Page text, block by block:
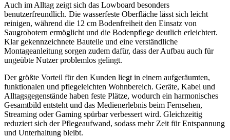
Auch im Alltag zeigt sich das Lowboard besonders
benutzerfreundlich. Die wasserfeste Oberfläche lässt sich leicht
reinigen, während die 12 cm Bodenfreiheit den Einsatz von
Saugrobotern ermöglicht und die Bodenpflege deutlich erleichtert.
Klar gekennzeichnete Bauteile und eine verständliche
Montageanleitung sorgen zudem dafür, dass der Aufbau auch für
ungeübte Nutzer problemlos gelingt.
Der größte Vorteil für den Kunden liegt in einem aufgeräumten,
funktionalen und pflegeleichten Wohnbereich. Geräte, Kabel und
Alltagsgegenstände haben feste Plätze, wodurch ein harmonisches
Gesamtbild entsteht und das Medienerlebnis beim Fernsehen,
Streaming oder Gaming spürbar verbessert wird. Gleichzeitig
reduziert sich der Pflegeaufwand, sodass mehr Zeit für Entspannung
und Unterhaltung bleibt.